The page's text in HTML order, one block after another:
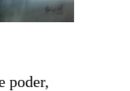
poder,